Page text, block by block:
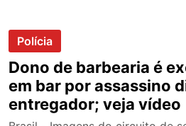
Polícia
Dono de barbearia é
em bar por assassino
entregador; veja vídeo